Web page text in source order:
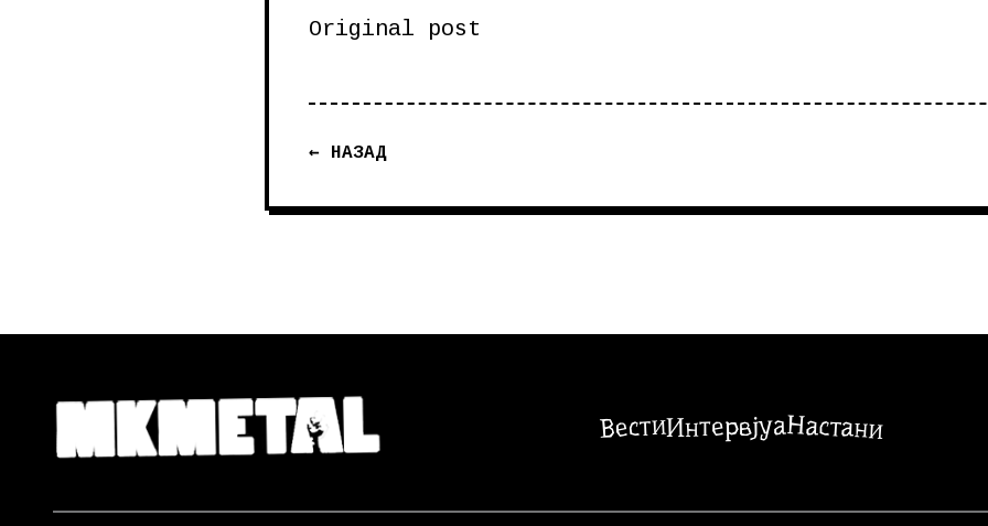
Original post
← НАЗАД
ВестиИнтервјуаНастани